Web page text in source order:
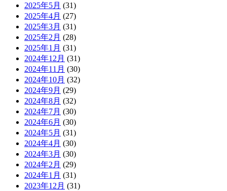
2025年5月 (31)
2025年4月 (27)
2025年3月 (31)
2025年2月 (28)
2025年1月 (31)
2024年12月 (31)
2024年11月 (30)
2024年10月 (32)
2024年9月 (29)
2024年8月 (32)
2024年7月 (30)
2024年6月 (30)
2024年5月 (31)
2024年4月 (30)
2024年3月 (30)
2024年2月 (29)
2024年1月 (31)
2023年12月 (31)